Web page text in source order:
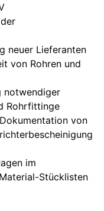
neuer Lieferanten
von Rohren und
notwendiger
Rohrfittinge
von
im
Stücklisten